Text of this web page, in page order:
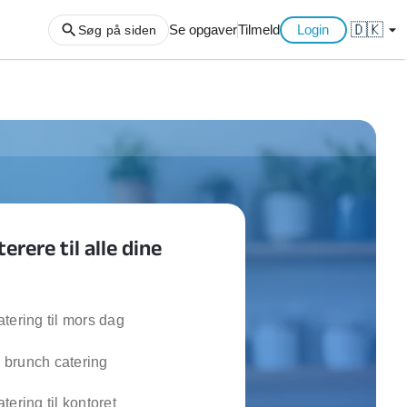
af køkken
Søg på siden Se opgaverTilmeld Login 🇩🇰 arrow_drop_down
til alle dine
til mors dag
brunch catering
til kontoret